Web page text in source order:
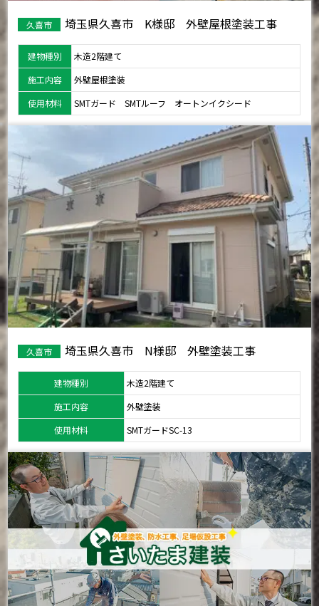
久喜市 埼玉県久喜市 K様邸 外壁屋根塗装工事
建物種別
木造2階建て
施工内容
外壁屋根塗装
使用材料
SMTガード SMTルーフ オートンイクシード
久喜市 埼玉県久喜市 N様邸 外壁塗装工事
建物種別
木造2階建て
施工内容
外壁塗装
使用材料
SMTガードSC-13